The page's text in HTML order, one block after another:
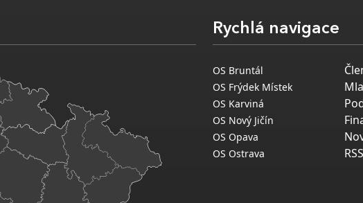
Rychlá navigace
OS Bruntál
OS Frýdek Místek
OS Karviná
OS Nový Jičín
OS Opava
OS Ostrava
RSS